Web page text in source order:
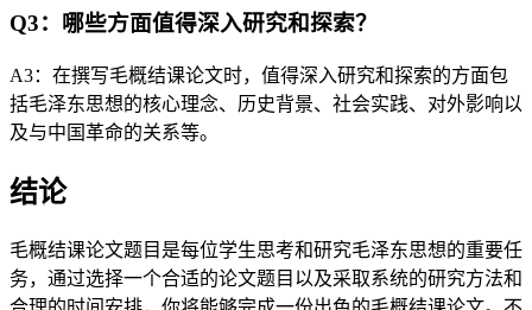
Q3：哪些方面值得深入研究和探索？
A3：在撰写毛概结课论文时，值得深入研究和探索的方面包
括毛泽东思想的核心理念、历史背景、社会实践、对外影响以
及与中国革命的关系等。
结论
毛概结课论文题目是每位学生思考和研究毛泽东思想的重要任
务，通过选择一个合适的论文题目以及采取系统的研究方法和